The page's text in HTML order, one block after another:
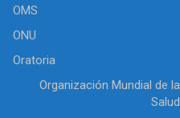
OMS
ONU
Oratoria
Organización Mundial de la
Salud